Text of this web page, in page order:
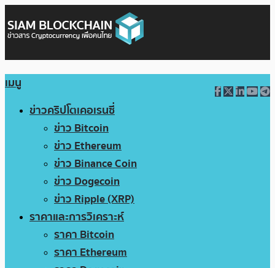
เมนู
ข่าวคริปโตเคอเรนซี่
ข่าว Bitcoin
ข่าว Ethereum
ข่าว Binance Coin
ข่าว Dogecoin
ข่าว Ripple (XRP)
ราคาและการวิเคราะห์
ราคา Bitcoin
ราคา Ethereum